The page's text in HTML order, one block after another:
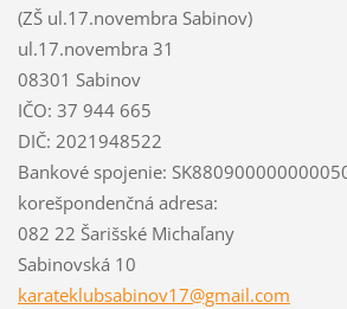
(ZŠ ul.17.novembra Sabinov)
ul.17.novembra 31
08301 Sabinov
IČO: 37 944 665
DIČ: 2021948522
Bankové spojenie:
korešpondenčná adresa:
082 22 Šarišské Michaľany
Sabinovská 10
karateklubsabinov17@gmail.com